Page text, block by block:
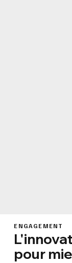
ENGAGEMENT
pour